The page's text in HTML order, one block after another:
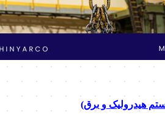
هیدرولیک و برق)